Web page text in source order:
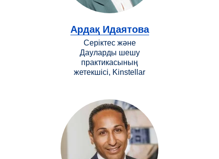
Ардақ Идаятова
Серіктес және
Дауларды шешу
практикасының
жетекшісі, Kinstellar